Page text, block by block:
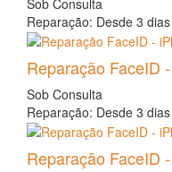
Reparação: Desde 3
Reparação FaceID
Sob Consulta
Reparação: Desde 3
Reparação FaceID